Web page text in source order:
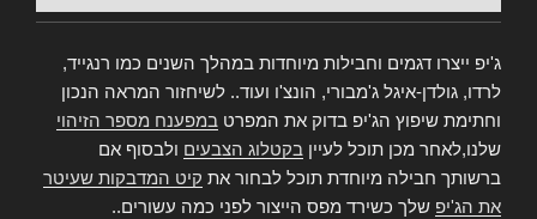
ג'יפ ייצרו דגמים וחבילות מיוחדות במהלך השנים כמו רנגייד,
לרדו, גולדן-איגל ג'מבורי, הונצ'ו ועוד.. לשיחזור המראה הנכון
וחתימת שיפוץ הג'יפ בדוק את המפרט במפענח מספר הזיהוי
שלנו,לאחר מכן תוכל לעיין בקטלוג הצבעים ולבסוף אם
ברשותך חבילה מיוחדת תוכל לבחור את קיט המדבקות שעיטר
את הג'יפ שלך כשירד מפס הייצור לפני כמה עשורים..